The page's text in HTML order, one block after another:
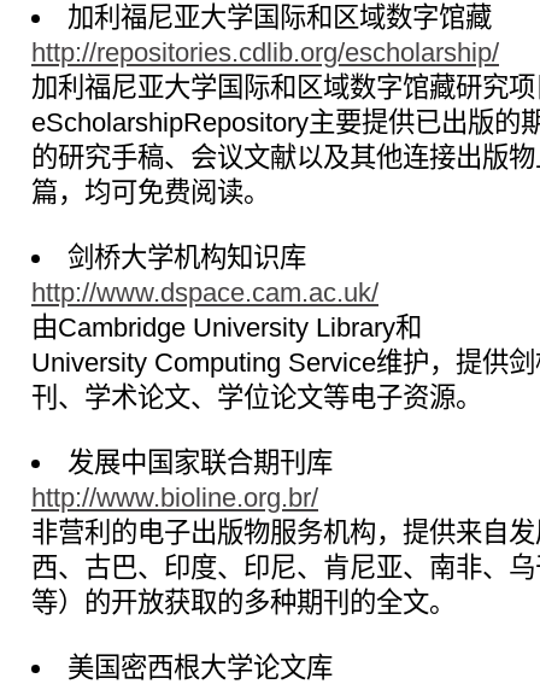
加利福尼亚大学国际和区域数字馆藏
http://repositories.cdlib.org/escholarship/
加利福尼亚大学国际和区域数字馆藏研究
eScholarshipRepository主要提供已出版的
的研究手稿、会议文献以及其他连接出版
篇，均可免费阅读。
剑桥大学机构知识库
http://www.dspace.cam.ac.uk/
由Cambridge University Library和
University Computing Service维护，提供
刊、学术论文、学位论文等电子资源。
发展中国家联合期刊库
http://www.bioline.org.br/
非营利的电子出版物服务机构，提供来自
西、古巴、印度、印尼、肯尼亚、南非、
等）的开放获取的多种期刊的全文。
美国密西根大学论文库